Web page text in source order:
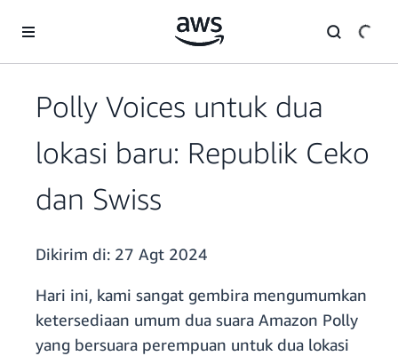
Polly Voices untuk dua
lokasi baru: Republik Ceko
dan Swiss
Dikirim di: 27 Agt 2024
Hari ini, kami sangat gembira mengumumkan
ketersediaan umum dua suara Amazon Polly
yang bersuara perempuan untuk dua lokasi